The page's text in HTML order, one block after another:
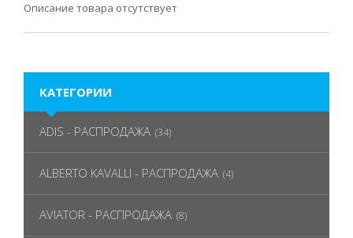
Описание товара отсутствует
КАТЕГОРИИ
ADIS - РАСПРОДАЖА (34)
ALBERTO KAVALLI - РАСПРОДАЖА (4)
AVIATOR - РАСПРОДАЖА (8)